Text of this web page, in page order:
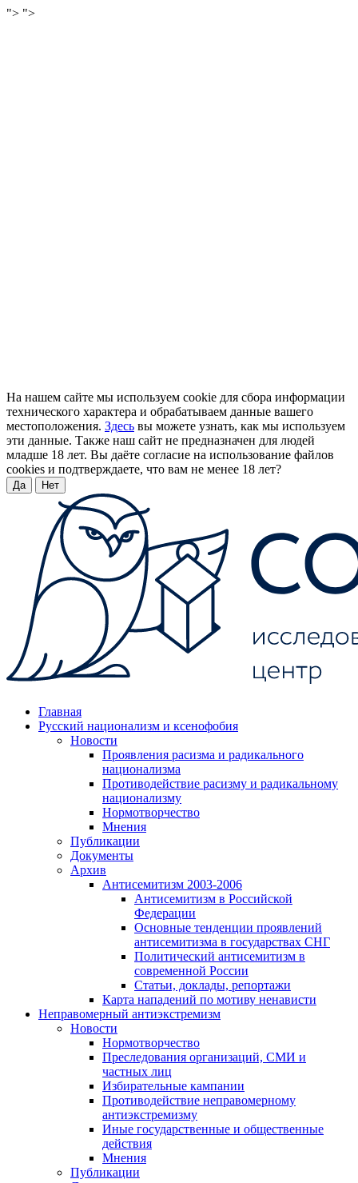
"> ">
На нашем сайте мы используем cookie для сбора информации
технического характера и обрабатываем данные вашего
местоположения. Здесь вы можете узнать, как мы используем
эти данные. Также наш сайт не предназначен для людей
младше 18 лет. Вы даёте согласие на использование файлов
cookies и подтверждаете, что вам не менее 18 лет?
Да Нет
Главная
Русский национализм и ксенофобия
Новости
Проявления расизма и радикального
национализма
Противодействие расизму и радикальному
национализму
Нормотворчество
Мнения
Публикации
Документы
Архив
Антисемитизм 2003-2006
Антисемитизм в Российской
Федерации
Основные тенденции проявлений
антисемитизма в государствах СНГ
Политический антисемитизм в
современной России
Статьи, доклады, репортажи
Карта нападений по мотиву ненависти
Неправомерный антиэкстремизм
Новости
Нормотворчество
Преследования организаций, СМИ и
частных лиц
Избирательные кампании
Противодействие неправомерному
антиэкстремизму
Иные государственные и общественные
действия
Мнения
Публикации